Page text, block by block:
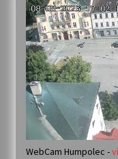
WebCam Humpolec -